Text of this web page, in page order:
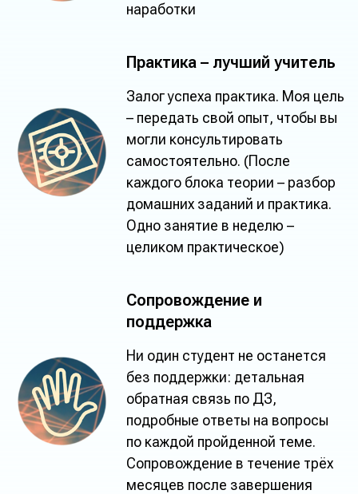
наработки
Практика – лучший учитель
Залог успеха практика. Моя цель
– передать свой опыт, чтобы вы
могли консультировать
самостоятельно. (После
каждого блока теории – разбор
домашних заданий и практика.
Одно занятие в неделю –
целиком практическое)
Сопровождение и
поддержка
Ни один студент не останется
без поддержки: детальная
обратная связь по ДЗ,
подробные ответы на вопросы
по каждой пройденной теме.
Сопровождение в течение трёх
месяцев после завершения